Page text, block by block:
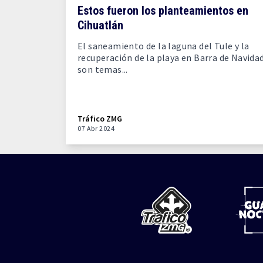
Estos fueron los planteamientos en
Cihuatlán
El saneamiento de la laguna del Tule y la
recuperación de la playa en Barra de
son temas...
Tráfico ZMG
07 Abr 2024